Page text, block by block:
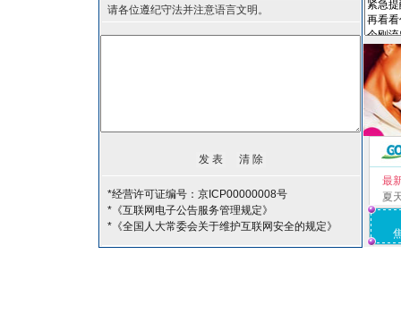
请各位遵纪守法并注意语言文明。
*经营许可证编号：京ICP00000008号
*《互联网电子公告服务管理规定》
*《全国人大常委会关于维护互联网安全的规定》
最
夏